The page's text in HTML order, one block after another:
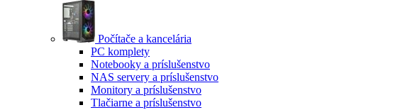
Počítače a kancelária
PC komplety
Notebooky a príslušenstvo
NAS servery a príslušenstvo
Monitory a príslušenstvo
Tlačiarne a príslušenstvo